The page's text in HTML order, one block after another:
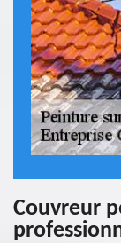
Couvreur